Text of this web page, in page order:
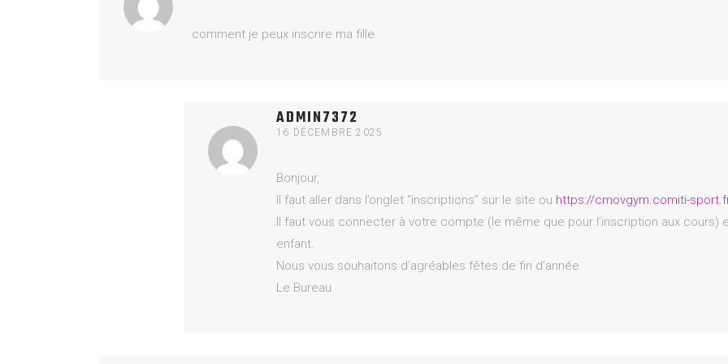
‏comment je peux inscrire ma fille
ADMIN7372
16 DÉCEMBRE 2025
Bonjour,
Il faut aller dans l’onglet “inscriptions” sur le site ou https://cmovgym.comiti-
Il faut vous connecter à votre compte (le même que pour l’inscription aux
enfant.
Nous vous souhaitons d’agréables fêtes de fin d’année.
Le Bureau